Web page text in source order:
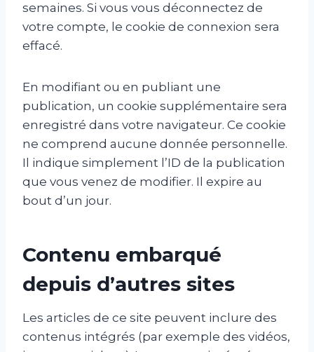
semaines. Si vous vous déconnectez de
votre compte, le cookie de connexion sera
effacé.
En modifiant ou en publiant une
publication, un cookie supplémentaire sera
enregistré dans votre navigateur. Ce cookie
ne comprend aucune donnée personnelle.
Il indique simplement l’ID de la publication
que vous venez de modifier. Il expire au
bout d’un jour.
Contenu embarqué
depuis d’autres sites
Les articles de ce site peuvent inclure des
contenus intégrés (par exemple des vidéos,